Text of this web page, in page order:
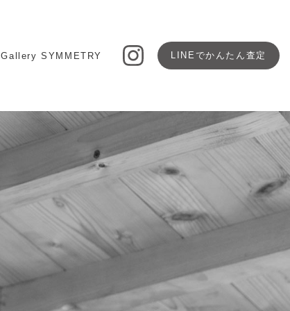
Gallery SYMMETRY LINEでかんたん査定